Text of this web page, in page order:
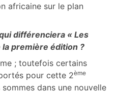
africaine sur le plan
différenciera « Les
la première édition ?
; toutefois certains
pour cette 2ème
dans une nouvelle